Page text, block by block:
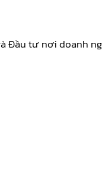
Đầu tư nơi doanh